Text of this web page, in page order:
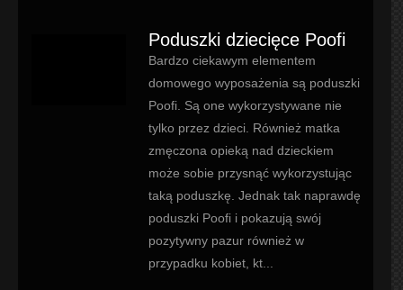
Poduszki dziecięce Poofi
Bardzo ciekawym elementem
domowego wyposażenia są poduszki
Poofi. Są one wykorzystywane nie
tylko przez dzieci. Również matka
zmęczona opieką nad dzieckiem
może sobie przysnąć wykorzystując
taką poduszkę. Jednak tak naprawdę
poduszki Poofi i pokazują swój
pozytywny pazur również w
przypadku kobiet, kt...